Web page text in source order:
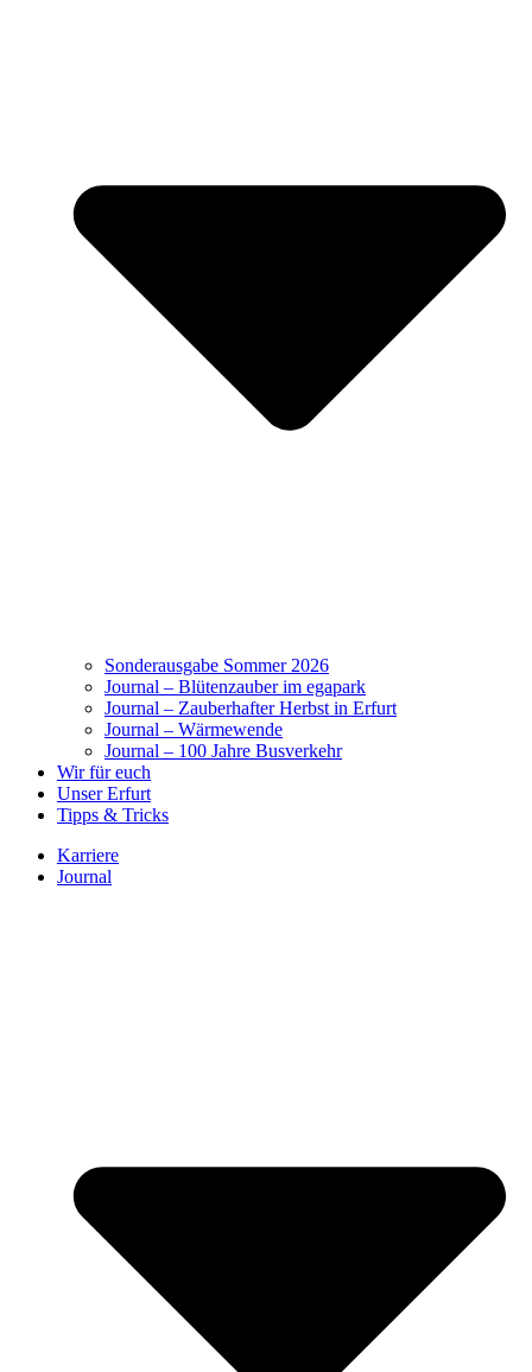
Sonderausgabe Sommer 2026
Journal – Blütenzauber im egapark
Journal – Zauberhafter Herbst in Erfurt
Journal – Wärmewende
Journal – 100 Jahre Busverkehr
Wir für euch
Unser Erfurt
Tipps & Tricks
Karriere
Journal